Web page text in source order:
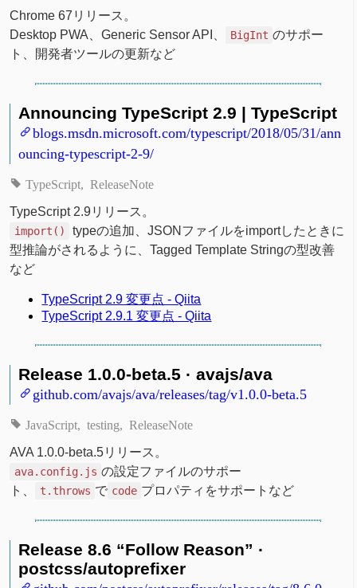
Chrome 67リリース。
Desktop PWA、Generic Sensor API、
BigInt のサポー
ト、開発者ツールの更新など
Announcing TypeScript 2.9 | TypeScript
blogs.msdn.microsoft.com/typescript/2018/05/31/ann
ouncing-typescript-2-9/
TypeScript ReleaseNote
TypeScript 2.9リリース。
import()
typeの追加、JSONファイルをimportしたときに
型推論がされるように、Tagged Template Stringの型改善
など
TypeScript 2.9 変更点 - Qiita
TypeScript 2.9.1 変更点 - Qiita
Release 1.0.0-beta.5 · avajs/ava
github.com/avajs/ava/releases/tag/v1.0.0-beta.5
JavaScript testing ReleaseNote
AVA 1.0.0-beta.5リリース。
ava.config.js の設定ファイルのサポー
ト、
t.throws で code プロパティをサポートなど
Release 8.6 “Follow Reason” ·
postcss/autoprefixer